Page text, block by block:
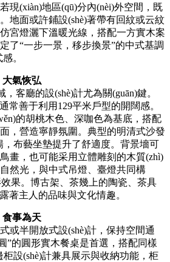
現(xiàn)地區(qū)分內(nèi)外空間，既
地面或許鋪設(shè)著帶有回紋或云紋
宮燈灑下溫暖光線，搭配一方實木案
了“一步一景，移步換景”的中式基調
。
大氣恢弘
客廳的設(shè)計尤為關(guān)鍵。
常善于利用129平米戶型的開闊感。
的胡桃木色、深咖色為基底，搭配
，營造寧靜氛圍。典型的明清式沙發
，布藝坐墊提升了舒適度。背景墻可
畫，也可能采用立體雕刻的木質(zhì)
然光，與中式吊燈、臺燈共同構
果。博古架、茶幾上的陶瓷、茶具
著主人的品味與文化情趣。
食事為天
或半開放式設(shè)計，保持空間通
”的圓形實木餐桌是首選，搭配同樣
柜設(shè)計兼具展示與收納功能，柜